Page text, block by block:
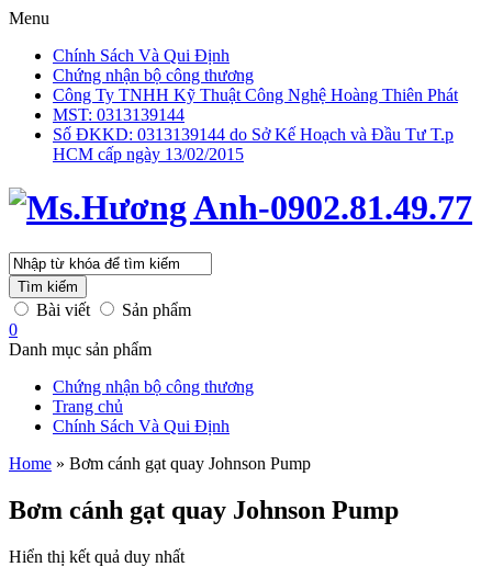
Menu
Chính Sách Và Qui Định
Chứng nhận bộ công thương
Công Ty TNHH Kỹ Thuật Công Nghệ Hoàng Thiên Phát
MST: 0313139144
Số ĐKKD: 0313139144 do Sở Kế Hoạch và Đầu Tư T.p
HCM cấp ngày 13/02/2015
Tìm kiếm
Bài viết
Sản phẩm
0
Danh mục sản phẩm
Chứng nhận bộ công thương
Trang chủ
Chính Sách Và Qui Định
Home » Bơm cánh gạt quay Johnson Pump
Bơm cánh gạt quay Johnson Pump
Hiển thị kết quả duy nhất